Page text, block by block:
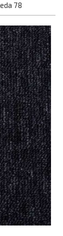
78